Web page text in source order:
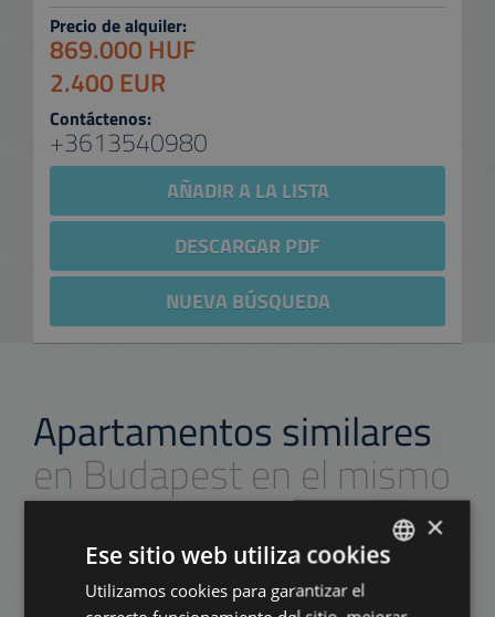
Precio de alquiler:
869.000 HUF
2.400 EUR
Contáctenos:
+3613540980
AÑADIR A LA LISTA
DESCARGAR PDF
NUEVA BÚSQUEDA
Apartamentos similares
en Budapest en el mismo
distrito
ENGLISH
×
Ese sitio web utiliza cookies
Utilizamos cookies para garantizar el